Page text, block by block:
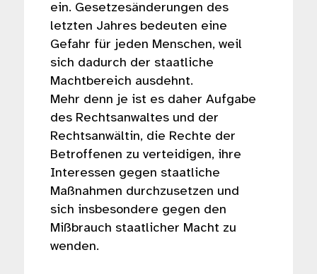
ein. Gesetzesänderungen des
letzten Jahres bedeuten eine
Gefahr für jeden Menschen, weil
sich dadurch der staatliche
Machtbereich ausdehnt.
Mehr denn je ist es daher Aufgabe
des Rechtsanwaltes und der
Rechtsanwältin, die Rechte der
Betroffenen zu verteidigen, ihre
Interessen gegen staatliche
Maßnahmen durchzusetzen und
sich insbesondere gegen den
Mißbrauch staatlicher Macht zu
wenden.